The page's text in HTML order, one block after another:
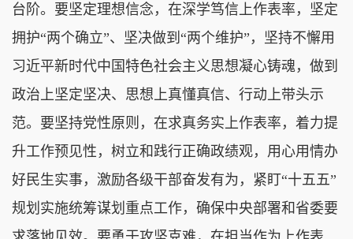
台阶。要坚定理想信念，在深学笃信上作表率，坚定
拥护“两个确立”、坚决做到“两个维护”，坚持不懈用
习近平新时代中国特色社会主义思想凝心铸魂，做到
政治上坚定坚决、思想上真懂真信、行动上带头示
范。要坚持党性原则，在求真务实上作表率，着力提
升工作预见性，树立和践行正确政绩观，用心用情办
好民生实事，激励各级干部奋发有为，紧盯“十五五”
规划实施统筹谋划重点工作，确保中央部署和省委要